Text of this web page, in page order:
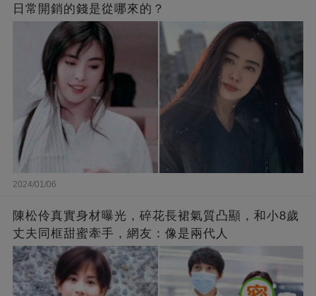
日常開銷的錢是從哪來的？
2024/01/06
陳松伶真實身材曝光，碎花長裙氣質凸顯，和小8歲
丈夫同框甜蜜牽手，網友：像是兩代人